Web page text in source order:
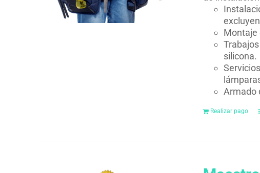
Montaje
silicona.
Armado
Realizar pago